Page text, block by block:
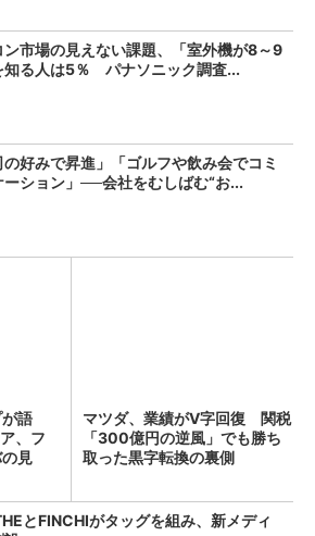
ン市場の見えない課題、「室外機が8～9
知る人は5％ パナソニック調査...
の好みで昇進」「ゴルフや飲み会でコミ
ーション」──会社をむしばむ“お...
語
、フ
見
マツダ、業績がV字回復 関税
「300億円の逆風」でも勝ち
取った黒字転換の裏側
とFINCHIがタッグを組み、新メディ